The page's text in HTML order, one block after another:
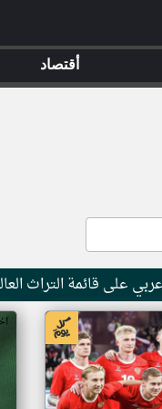
على قائمة التراث
أقتصاد